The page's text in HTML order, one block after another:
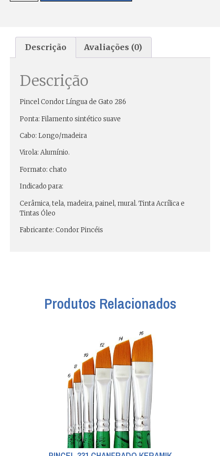
Descrição Avaliações (0)
Descrição
Pincel Condor Língua de Gato 286
Ponta: Filamento sintético suave
Cabo: Longo/madeira
Virola: Alumínio.
Formato: chato
Indicado para:
Cerâmica, tela, madeira, painel, mural. Tinta Acrílica e
Tintas Óleo
Fabricante: Condor Pincéis
Produtos Relacionados